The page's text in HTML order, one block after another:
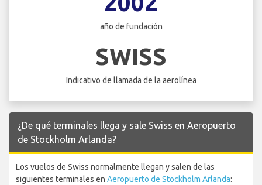
año de fundación
SWISS
Indicativo de llamada de la aerolínea
¿De qué terminales llega y sale Swiss en Aeropuerto
de Stockholm Arlanda?
Los vuelos de Swiss normalmente llegan y salen de las
siguientes terminales en Aeropuerto de Stockholm Arlanda: